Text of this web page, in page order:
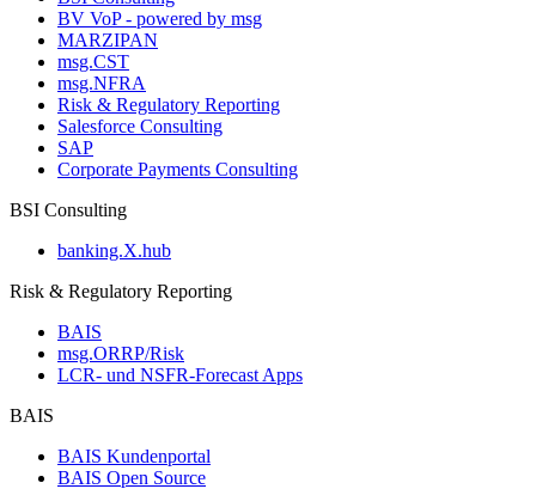
BV VoP - powered by msg
MARZIPAN
msg.CST
msg.NFRA
Risk & Regulatory Reporting
Salesforce Consulting
SAP
Corporate Payments Consulting
BSI Consulting
banking.X.hub
Risk & Regulatory Reporting
BAIS
msg.ORRP/Risk
LCR- und NSFR-​Forecast Apps
BAIS
BAIS Kundenportal
BAIS Open Source